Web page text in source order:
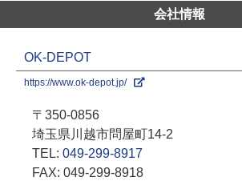
会社情報
OK-DEPOT
https://www.ok-depot.jp/
〒350-0856
埼玉県川越市問屋町14-2
TEL: 049-299-8917
FAX: 049-299-8918